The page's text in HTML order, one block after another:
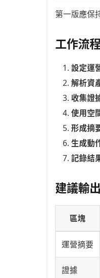
第一版應保
工作流
設定運
解析資
收集證
使用空
形成摘
生成動
記錄結
建議輸
區塊
運營摘要
證據